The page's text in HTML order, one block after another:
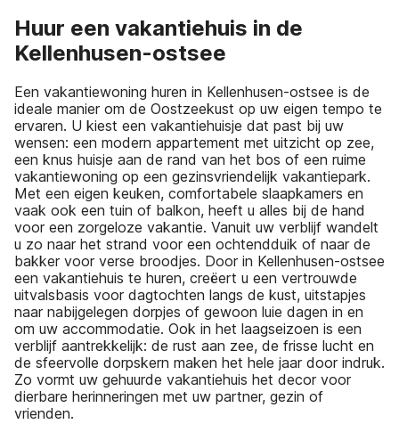
Huur een vakantiehuis in de
Kellenhusen-ostsee
Een vakantiewoning huren in Kellenhusen-ostsee is de
ideale manier om de Oostzeekust op uw eigen tempo te
ervaren. U kiest een vakantiehuisje dat past bij uw
wensen: een modern appartement met uitzicht op zee,
een knus huisje aan de rand van het bos of een ruime
vakantiewoning op een gezinsvriendelijk vakantiepark.
Met een eigen keuken, comfortabele slaapkamers en
vaak ook een tuin of balkon, heeft u alles bij de hand
voor een zorgeloze vakantie. Vanuit uw verblijf wandelt
u zo naar het strand voor een ochtendduik of naar de
bakker voor verse broodjes. Door in Kellenhusen-ostsee
een vakantiehuis te huren, creëert u een vertrouwde
uitvalsbasis voor dagtochten langs de kust, uitstapjes
naar nabijgelegen dorpjes of gewoon luie dagen in en
om uw accommodatie. Ook in het laagseizoen is een
verblijf aantrekkelijk: de rust aan zee, de frisse lucht en
de sfeervolle dorpskern maken het hele jaar door indruk.
Zo vormt uw gehuurde vakantiehuis het decor voor
dierbare herinneringen met uw partner, gezin of
vrienden.